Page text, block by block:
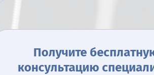
Получите
консультацию